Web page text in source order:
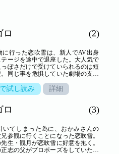
ロ
(2)
に行った恋吹雪は、新人でAV出身
ージを途中で退座した。大人気で
ぽさだけで受けていられるのは短
同じ事を危惧していた劇場の支配
リカだったが、全裸で四股を踏み
ェロモンにあてられ、その性技に
「第六話 合掌捻り」以下「第七
第八話 スキャンダル」「第九
第十話 世界最強の男」「巻末読
試し読み 詳細
ロ (3)
いてしまった為に、おかみさんの
参観に行くことになった恋吹雪。
生・観月が恋吹雪に好意を抱く。
志の父がプロポーズをしていたの